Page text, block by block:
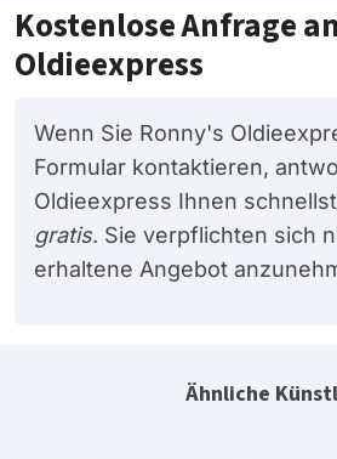
Kostenlose Anfrage
Oldieexpress
Wenn Sie Ronny's
Formular kontaktieren,
Oldieexpress Ihnen
gratis. Sie verpflichten sich
erhaltene Angebot
Ähnliche